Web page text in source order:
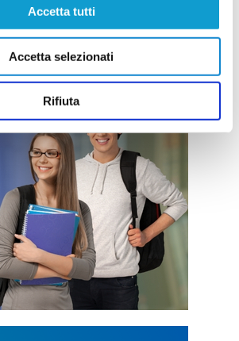
Accetta tutti
Accetta selezionati
Rifiuta